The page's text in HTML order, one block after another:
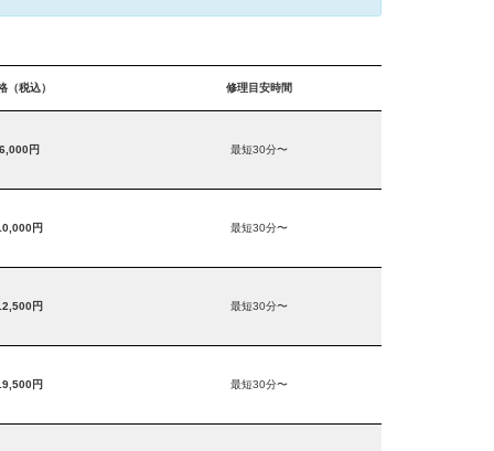
（税込） 修理目安時間
円 最短30分〜
円 最短30分〜
円 最短30分〜
円 最短30分〜